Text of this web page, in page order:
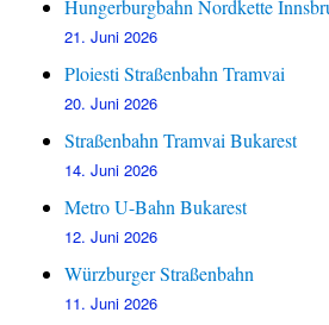
Hungerburgbahn Nordkette
21. Juni 2026
Ploiesti Straßenbahn Tramvai
20. Juni 2026
Straßenbahn Tramvai Bukarest
14. Juni 2026
Metro U-Bahn Bukarest
12. Juni 2026
Würzburger Straßenbahn
11. Juni 2026